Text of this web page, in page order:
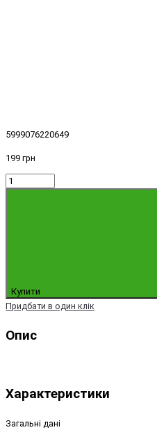
5999076220649
199 грн
Купити
Придбати в один клік
Опис
Характеристики
Загальні дані